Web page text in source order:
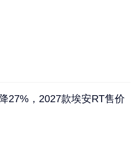
27%，2027款埃安RT售价